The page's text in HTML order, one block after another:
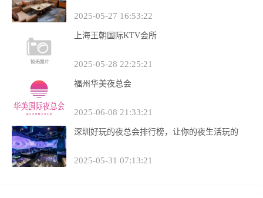
2025-05-27 16:53:22
上海王朝国际KTV会所
2025-05-28 22:25:21
福州华美夜总会
2025-06-08 21:33:21
深圳好玩的夜总会排行榜，让你的夜生活玩的
2025-05-31 07:13:21